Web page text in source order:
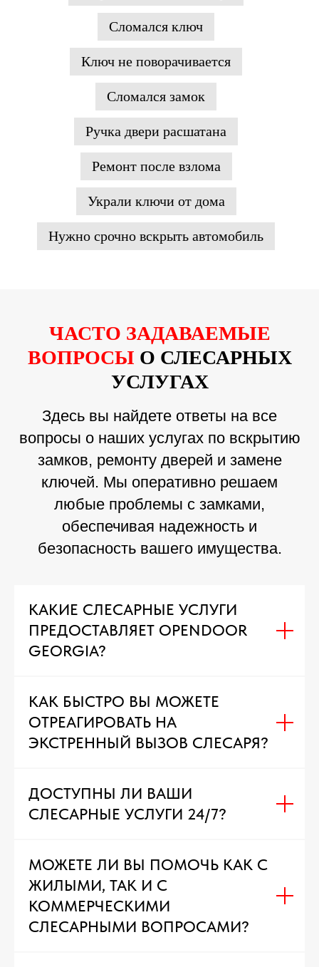
Сломался ключ
Ключ не поворачивается
Сломался замок
Ручка двери расшатана
Ремонт после взлома
Украли ключи от дома
Нужно срочно вскрыть автомобиль
ЧАСТО ЗАДАВАЕМЫЕ
ВОПРОСЫ О СЛЕСАРНЫХ
УСЛУГАХ
Здесь вы найдете ответы на все
вопросы о наших услугах по вскрытию
замков, ремонту дверей и замене
ключей. Мы оперативно решаем
любые проблемы с замками,
обеспечивая надежность и
безопасность вашего имущества.
КАКИЕ СЛЕСАРНЫЕ УСЛУГИ
ПРЕДОСТАВЛЯЕТ OPENDOOR
GEORGIA?
КАК БЫСТРО ВЫ МОЖЕТЕ
ОТРЕАГИРОВАТЬ НА
ЭКСТРЕННЫЙ ВЫЗОВ СЛЕСАРЯ?
ДОСТУПНЫ ЛИ ВАШИ
СЛЕСАРНЫЕ УСЛУГИ 24/7?
МОЖЕТЕ ЛИ ВЫ ПОМОЧЬ КАК С
ЖИЛЫМИ, ТАК И С
КОММЕРЧЕСКИМИ
СЛЕСАРНЫМИ ВОПРОСАМИ?